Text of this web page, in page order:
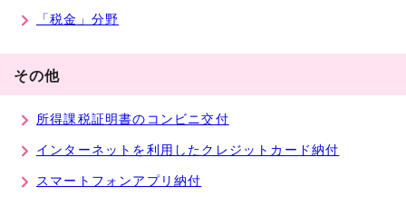
「税金」分野
その他
所得課税証明書のコンビニ交付
インターネットを利用したクレジットカード納付
スマートフォンアプリ納付